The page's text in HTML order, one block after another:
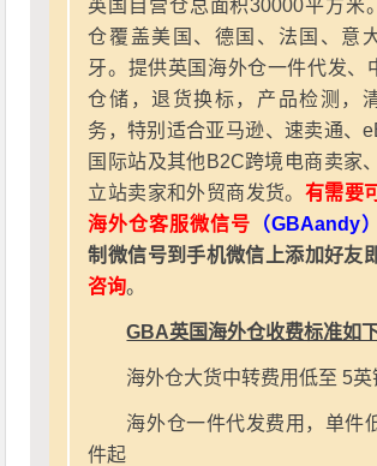
英国自营仓总面积30000平方米
仓覆盖美国、德国、法国、意
牙。提供英国海外仓一件代发、
仓储，退货换标，产品检测，
务，特别适合亚马逊、速卖通、
国际站及其他B2C跨境电商卖家
立站卖家和外贸商发货。 有需要
海外仓客服微信号 （GBAandy）
制微信号到手机微信上添加好友
咨询。
GBA英国海外仓收费标准如下
海外仓大货中转费用低至 5英
海外仓一件代发费用，单件
件起